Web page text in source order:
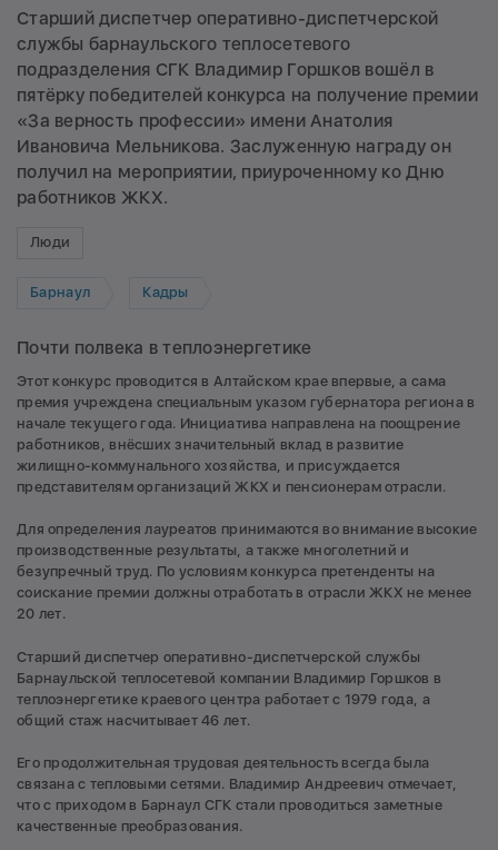
Старший диспетчер оперативно-диспетчерской
службы барнаульского теплосетевого
подразделения СГК Владимир Горшков вошёл в
пятёрку победителей конкурса на получение премии
«За верность профессии» имени Анатолия
Ивановича Мельникова. Заслуженную награду он
получил на мероприятии, приуроченному ко Дню
работников ЖКХ.
Люди
Барнаул Кадры
Почти полвека в теплоэнергетике
Этот конкурс проводится в Алтайском крае впервые, а сама
премия учреждена специальным указом губернатора региона в
начале текущего года. Инициатива направлена на поощрение
работников, внёсших значительный вклад в развитие
жилищно-коммунального хозяйства, и присуждается
представителям организаций ЖКХ и пенсионерам отрасли.
Для определения лауреатов принимаются во внимание высокие
производственные результаты, а также многолетний и
безупречный труд. По условиям конкурса претенденты на
соискание премии должны отработать в отрасли ЖКХ не менее
20 лет.
Старший диспетчер оперативно-диспетчерской службы
Барнаульской теплосетевой компании Владимир Горшков в
теплоэнергетике краевого центра работает с 1979 года, а
общий стаж насчитывает 46 лет.
Его продолжительная трудовая деятельность всегда была
связана с тепловыми сетями. Владимир Андреевич отмечает,
что с приходом в Барнаул СГК стали проводиться заметные
качественные преобразования.